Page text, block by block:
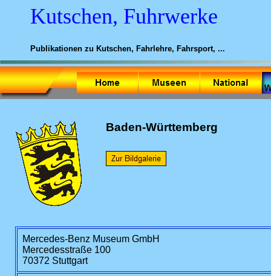
Kutschen, Fuhrwerke
Publikationen zu Kutschen, Fahrlehre, Fahrsport, ...
Baden-Württemberg
Mercedes-Benz Museum GmbH
Mercedesstraße 100
70372 Stuttgart